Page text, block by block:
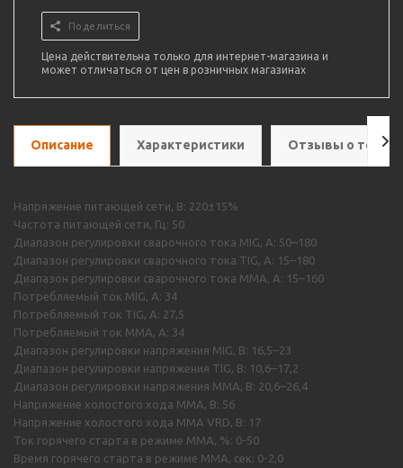
Поделиться
Цена действительна только для интернет-магазина и
может отличаться от цен в розничных магазинах
Описание Характеристики Отзывы о
Напряжение питающей сети, В: 220±15%
Частота питающей сети, Гц: 50
Диапазон регулировки сварочного тока MIG, А: 50–180
Диапазон регулировки сварочного тока TIG, А: 15–180
Диапазон регулировки сварочного тока MMA, А: 15–160
Потребляемый ток MIG, А: 34
Потребляемый ток TIG, А: 27,5
Потребляемый ток MMA, А: 34
Диапазон регулировки напряжения MIG, B: 16,5–23
Диапазон регулировки напряжения TIG, B: 10,6–17,2
Диапазон регулировки напряжения MMA, В: 20,6–26,4
Напряжение холостого хода MMA, В: 56
Напряжение холостого хода MMA VRD, В: 17
Ток горячего старта в режиме ММА, %: 0-50
Время горячего старта в режиме ММА, сек: 0-2,0